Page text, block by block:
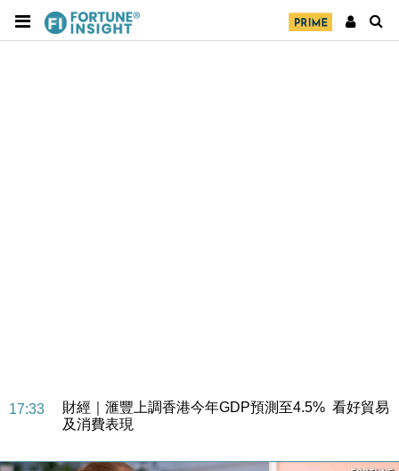
17:33
財經｜滙豐上調香港今年GDP預測至4.5% 看好貿易
及消費表現